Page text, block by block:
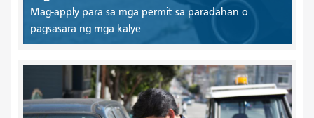
Mag-apply para sa mga permit sa paradahan o
pagsasara ng mga kalye